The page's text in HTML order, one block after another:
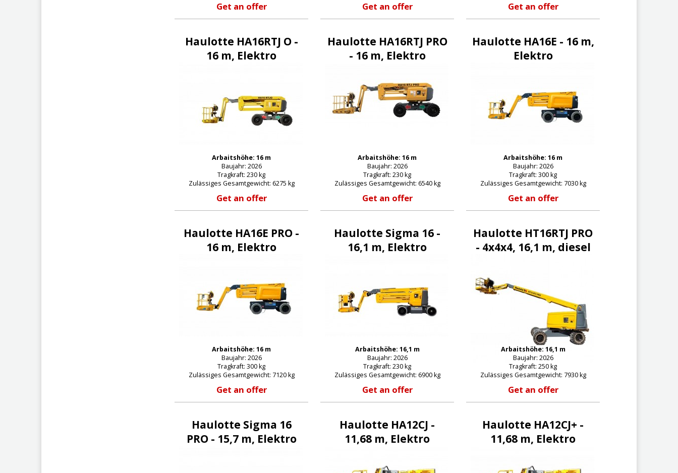
Get an offer Get an offer Get an offer
Haulotte HA16RTJ O -
16 m, Elektro
Arbaitshöhe: 16 m
Baujahr: 2026
Tragkraft: 230 kg
Zulässiges Gesamtgewicht: 6275 kg
Get an offer
Haulotte HA16RTJ PRO
- 16 m, Elektro
Arbaitshöhe: 16 m
Baujahr: 2026
Tragkraft: 230 kg
Zulässiges Gesamtgewicht: 6540 kg
Get an offer
Haulotte HA16E - 16 m,
Elektro
Arbaitshöhe: 16 m
Baujahr: 2026
Tragkraft: 300 kg
Zulässiges Gesamtgewicht: 7030 kg
Get an offer
Haulotte HA16E PRO -
16 m, Elektro
Arbaitshöhe: 16 m
Baujahr: 2026
Tragkraft: 300 kg
Zulässiges Gesamtgewicht: 7120 kg
Get an offer
Haulotte Sigma 16 -
16,1 m, Elektro
Arbaitshöhe: 16,1 m
Baujahr: 2026
Tragkraft: 230 kg
Zulässiges Gesamtgewicht: 6900 kg
Get an offer
Haulotte HT16RTJ PRO
- 4x4x4, 16,1 m, diesel
Arbaitshöhe: 16,1 m
Baujahr: 2026
Tragkraft: 250 kg
Zulässiges Gesamtgewicht: 7930 kg
Get an offer
Haulotte Sigma 16
PRO - 15,7 m, Elektro
Haulotte HA12CJ -
11,68 m, Elektro
Haulotte HA12CJ+ -
11,68 m, Elektro